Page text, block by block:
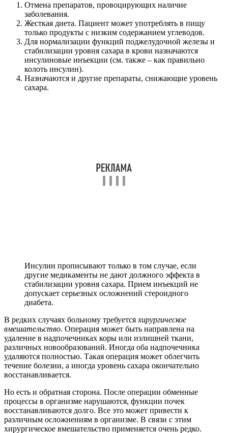
Отмена препаратов, провоцирующих наличие
заболевания.
Жесткая диета. Пациент может употреблять в пищу
только продукты с низким содержанием углеводов.
Для нормализации функций поджелудочной железы и
стабилизации уровня сахара в крови назначаются
инсулиновые инъекции (см. также – как правильно
колоть инсулин).
Назначаются и другие препараты, снижающие уровень
сахара.
Инсулин прописывают только в том случае, если
другие медикаменты не дают должного эффекта в
стабилизации уровня сахара. Прием инъекций не
допускает серьезных осложнений стероидного
диабета.
В редких случаях больному требуется хирургическое
вмешательство. Операция может быть направлена на
удаление в надпочечниках коры или излишней ткани,
различных новообразований. Иногда оба надпочечника
удаляются полностью. Такая операция может облегчить
течение болезни, а иногда уровень сахара окончательно
восстанавливается.
Но есть и обратная сторона. После операции обменные
процессы в организме нарушаются, функции почек
восстанавливаются долго. Все это может привести к
различным осложнениям в организме. В связи с этим
хирургическое вмешательство применяется очень редко.